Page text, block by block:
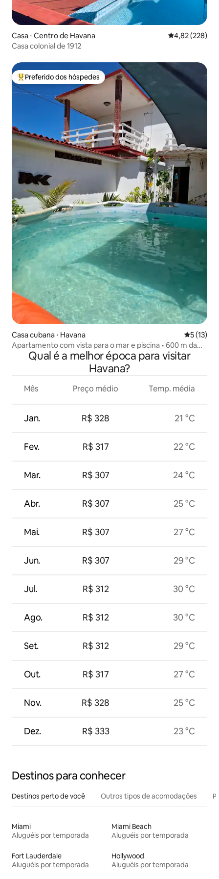
Casa ⋅ Centro de Havana 4,82 de uma
4,82 (228)
Casa colonial de 1912
Entre os melhores preferidos dos hóspedes
Preferido dos hóspedes
Casa cubana ⋅ Havana 5 de uma
5 (13)
Apartamento com vista para o mar e piscina • 600 m da
Qual é a melhor época para visitar
Havana?
Mês
Jan.
Fev.
Mar.
Abr.
Mai.
Jun.
Jul.
Ago.
Set.
Out.
Nov.
Dez.
Preço médio
R$ 328
R$ 317
R$ 307
R$ 307
R$ 307
R$ 307
R$ 312
R$ 312
R$ 312
R$ 317
R$ 328
R$ 333
Temp. média
21 °C
22 °C
24 °C
25 °C
27 °C
29 °C
30 °C
30 °C
29 °C
27 °C
25 °C
23 °C
Destinos para conhecer
Destinos perto de você Outros tipos de acomodações
Miami
Aluguéis por temporada
Miami Beach
Aluguéis por temporada
Fort Lauderdale
Aluguéis por temporada
Hollywood
Aluguéis por temporada